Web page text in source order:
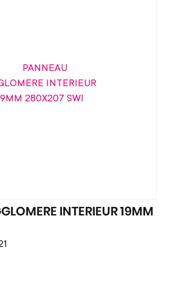
INTERIEUR 19MM